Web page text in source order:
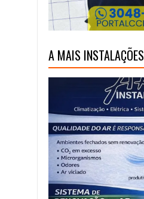
e Água Quente
A MAIS INSTALAÇÕES